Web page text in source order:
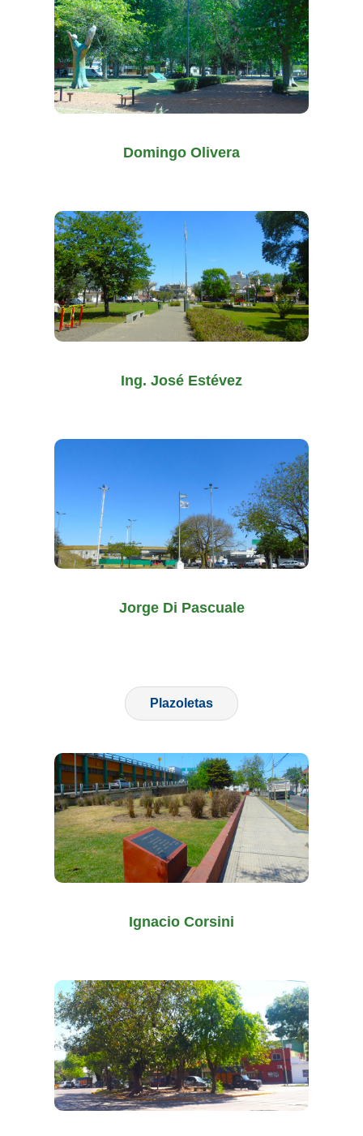
Domingo Olivera
Ing. José Estévez
Jorge Di Pascuale
Plazoletas
Ignacio Corsini